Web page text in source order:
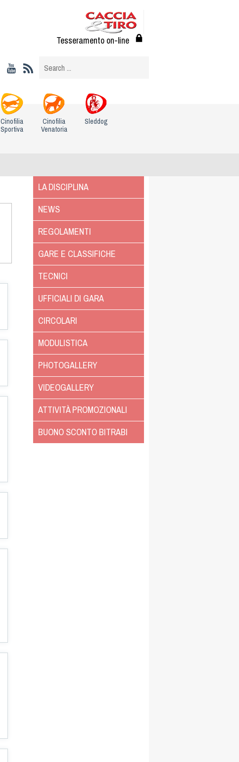
Tesseramento on-line
Cinofilia
Sportiva
Cinofilia
Venatoria
Sleddog
LA DISCIPLINA
NEWS
REGOLAMENTI
GARE E CLASSIFICHE
TECNICI
UFFICIALI DI GARA
CIRCOLARI
MODULISTICA
PHOTOGALLERY
VIDEOGALLERY
ATTIVITÀ PROMOZIONALI
BUONO SCONTO BITRABI